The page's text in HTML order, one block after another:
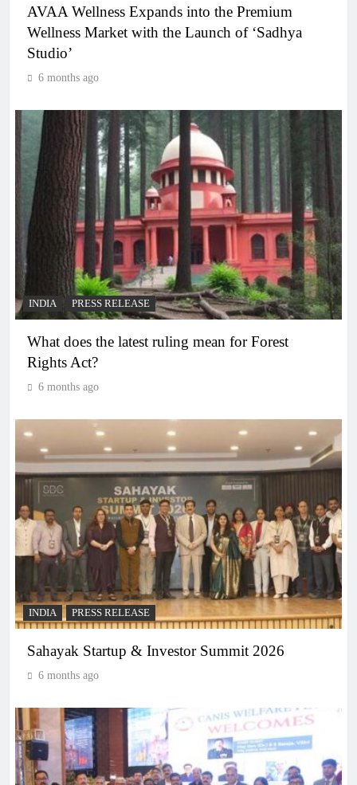
AVAA Wellness Expands into the Premium
Wellness Market with the Launch of ‘Sadhya
Studio’
6 months ago
INDIA PRESS RELEASE
What does the latest ruling mean for Forest
Rights Act?
6 months ago
INDIA PRESS RELEASE
Sahayak Startup & Investor Summit 2026
6 months ago